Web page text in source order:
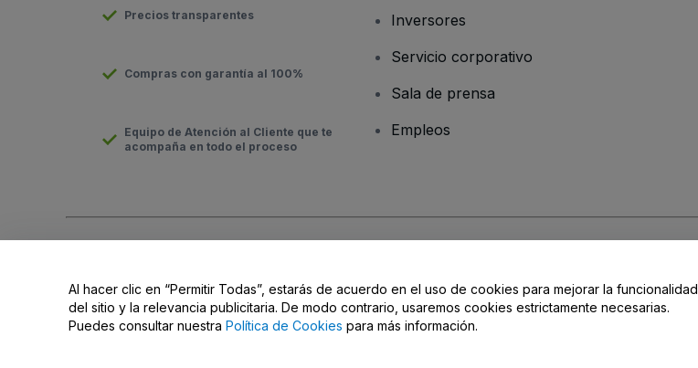
Precios transparentes
Compras con garantía al 100%
Equipo de Atención al Cliente que te
acompaña en todo el proceso
Inversores
Servicio corporativo
Sala de prensa
Empleos
Do Not Share My Personal Information/Your Privacy Choices
Al hacer clic en “Permitir Todas”, estarás de acuerdo en el uso de cookies para mejorar la funcionalidad
del sitio y la relevancia publicitaria. De modo contrario, usaremos cookies estrictamente necesarias.
Puedes consultar nuestra Política de Cookies para más información.